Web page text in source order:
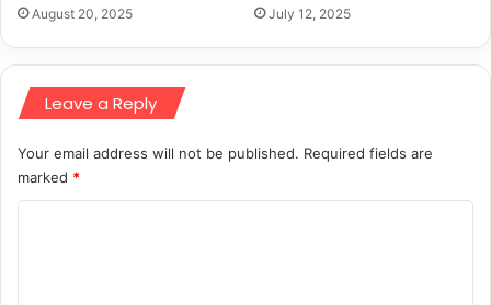
August 20, 2025 July 12, 2025
Leave a Reply
Your email address will not be published. Required fields are
marked *